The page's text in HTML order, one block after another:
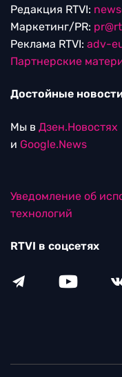
Редакция RTVI:
Маркетинг/PR:
Реклама RTVI: adv-
Партнерские
Достойные
Мы в Дзен.Новостях
и Google.News
Уведомление об
технологий
RTVI в соцсетях